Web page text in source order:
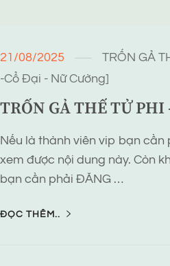
21/08/2025
TRỐN GẢ
-Cổ Đại - Nữ Cường]
TRỐN GẢ THẾ TỬ PHI
Nếu là thành viên vip bạn cần
xem được nội dung này. Còn
bạn cần phải ĐĂNG …
ĐỌC THÊM..